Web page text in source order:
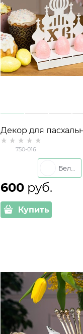
Декор для
750-016 металл
750-016
600 руб.
Купить